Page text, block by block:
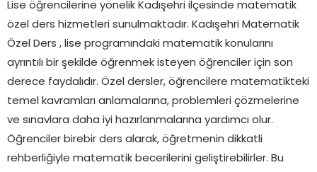
Lise öğrencilerine yönelik Kadışehri ilçesinde matematik
özel ders hizmetleri sunulmaktadır. Kadışehri Matematik
Özel Ders , lise programındaki matematik konularını
ayrıntılı bir şekilde öğrenmek isteyen öğrenciler için son
derece faydalıdır. Özel dersler, öğrencilere matematikteki
temel kavramları anlamalarına, problemleri çözmelerine
ve sınavlara daha iyi hazırlanmalarına yardımcı olur.
Öğrenciler birebir ders alarak, öğretmenin dikkatli
rehberliğiyle matematik becerilerini geliştirebilirler. Bu